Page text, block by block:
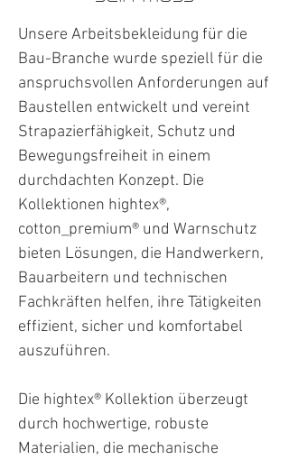
Unsere Arbeitsbekleidung für die
Bau-Branche wurde speziell für die
anspruchsvollen Anforderungen auf
Baustellen entwickelt und vereint
Strapazierfähigkeit, Schutz und
Bewegungsfreiheit in einem
durchdachten Konzept. Die
Kollektionen hightex®,
cotton_premium® und Warnschutz
bieten Lösungen, die Handwerkern,
Bauarbeitern und technischen
Fachkräften helfen, ihre Tätigkeiten
effizient, sicher und komfortabel
auszuführen.
Die hightex® Kollektion überzeugt
durch hochwertige, robuste
Materialien, die mechanische